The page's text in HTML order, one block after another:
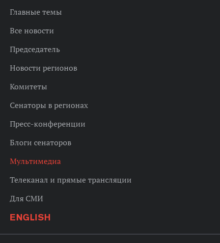
Главные темы
Все новости
Председатель
Новости регионов
Комитеты
Сенаторы в регионах
Пресс-конференции
Блоги сенаторов
Мультимедиа
Телеканал и прямые трансляции
Для СМИ
ENGLISH